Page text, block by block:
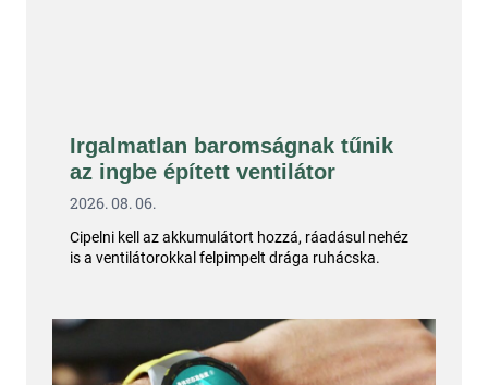
Irgalmatlan baromságnak tűnik
az ingbe épített ventilátor
2026. 08. 06.
Cipelni kell az akkumulátort hozzá, ráadásul nehéz
is a ventilátorokkal felpimpelt drága ruhácska.